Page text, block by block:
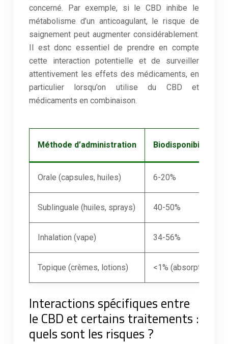
concerné. Par exemple, si le CBD inhibe le
métabolisme d’un anticoagulant, le risque de
saignement peut augmenter considérablement.
Il est donc essentiel de prendre en compte
cette interaction potentielle et de surveiller
attentivement les effets des médicaments, en
particulier lorsqu’on utilise du CBD et
médicaments en combinaison.
Méthode d’administration Biodisponibilité
Orale (capsules, huiles) 6-20%
Sublinguale (huiles, sprays) 40-50%
Inhalation (vape) 34-56%
Topique (crèmes, lotions) <1% (absorption
Interactions spécifiques entre
le CBD et certains traitements :
quels sont les risques ?